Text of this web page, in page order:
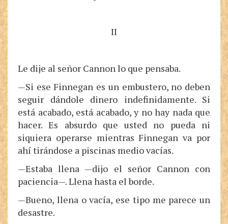
II
Le dije al señor Cannon lo que pensaba.
—Si ese Finnegan es un embustero, no deben
seguir dándole dinero indefinidamente. Si
está acabado, está acabado, y no hay nada que
hacer. Es absurdo que usted no pueda ni
siquiera operarse mientras Finnegan va por
ahí tirándose a piscinas medio vacías.
—Estaba llena —dijo el señor Cannon con
paciencia—. Llena hasta el borde.
—Bueno, llena o vacía, ese tipo me parece un
desastre.